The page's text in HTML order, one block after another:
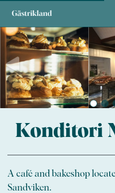
Konditori
A café and bakeshop
Sandviken.